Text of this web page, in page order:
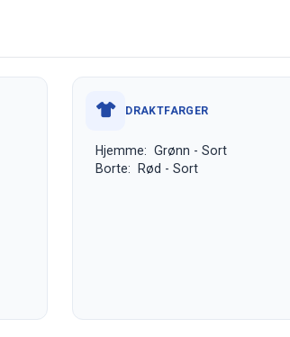
DRAKTFARGER
Hjemme: Grønn - Sort
Borte: Rød - Sort